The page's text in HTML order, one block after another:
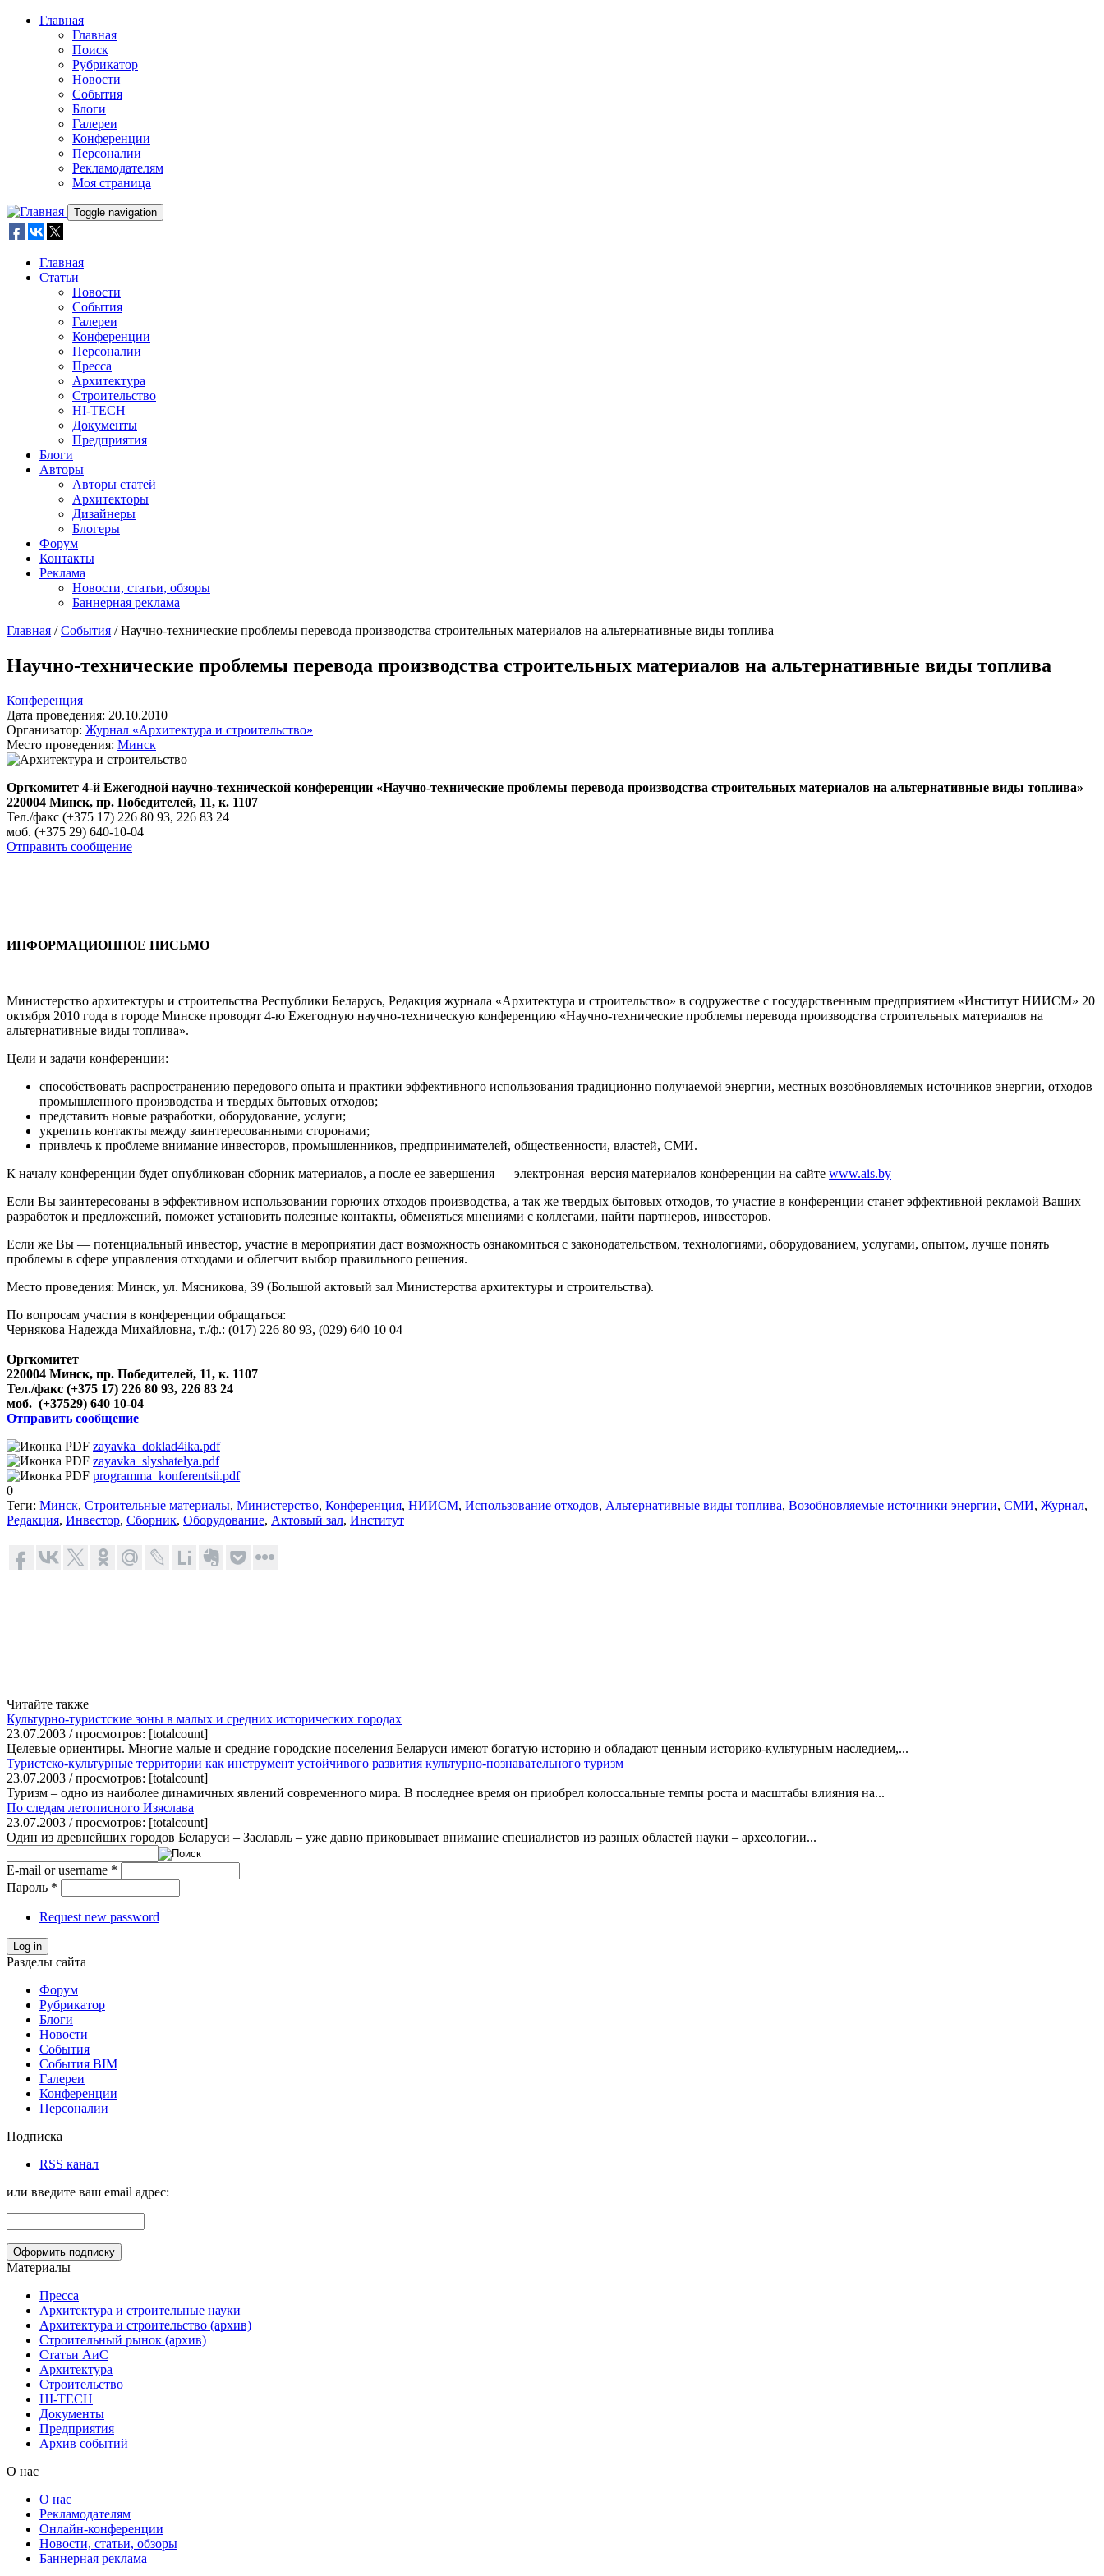
Skip to main content
Главная
Главная
Поиск
Рубрикатор
Новости
События
Блоги
Галереи
Конференции
Персоналии
Рекламодателям
Моя страница
Toggle navigation
Главная
Статьи
Новости
События
Галереи
Конференции
Персоналии
Пресса
Архитектура
Строительство
HI-TECH
Документы
Предприятия
Блоги
Авторы
Авторы статей
Архитекторы
Дизайнеры
Блогеры
Форум
Контакты
Реклама
Новости, статьи, обзоры
Баннерная реклама
Главная / События / Научно-технические проблемы перевода производства строительных материалов на альтернативные виды топлива
Научно-технические проблемы перевода производства строительных материалов на альтернативные виды топлива
Конференция
Дата проведения: 20.10.2010
Организатор: Журнал «Архитектура и строительство»
Место проведения: Минск
Оргкомитет 4-й Ежегодной научно-технической конференции «Научно-технические проблемы перевода производства строительных материалов на альтернативные виды топлива»
220004 Минск, пр. Победителей, 11, к. 1107
Тел./факс (+375 17) 226 80 93, 226 83 24
моб. (+375 29) 640-10-04
Отправить сообщение
ИНФОРМАЦИОННОЕ ПИСЬМО
Министерство архитектуры и строительства Республики Беларусь, Редакция журнала «Архитектура и строительство» в содружестве с государственным предприятием «Институт НИИСМ» 20
октября 2010 года в городе Минске проводят 4-ю Ежегодную научно-техническую конференцию «Научно-технические проблемы перевода производства строительных материалов на
альтернативные виды топлива».
Цели и задачи конференции:
способствовать распространению передового опыта и практики эффективного использования традиционно получаемой энергии, местных возобновляемых источников энергии, отходов
промышленного производства и твердых бытовых отходов;
представить новые разработки, оборудование, услуги;
укрепить контакты между заинтересованными сторонами;
привлечь к проблеме внимание инвесторов, промышленников, предпринимателей, общественности, властей, СМИ.
К началу конференции будет опубликован сборник материалов, а после ее завершения — электронная версия материалов конференции на сайте www.ais.by
Если Вы заинтересованы в эффективном использовании горючих отходов производства, а так же твердых бытовых отходов, то участие в конференции станет эффективной рекламой Ваших
разработок и предложений, поможет установить полезные контакты, обменяться мнениями с коллегами, найти партнеров, инвесторов.
Если же Вы — потенциальный инвестор, участие в мероприятии даст возможность ознакомиться с законодательством, технологиями, оборудованием, услугами, опытом, лучше понять
проблемы в сфере управления отходами и облегчит выбор правильного решения.
Место проведения: Минск, ул. Мясникова, 39 (Большой актовый зал Министерства архитектуры и строительства).
По вопросам участия в конференции обращаться:
Чернякова Надежда Михайловна, т./ф.: (017) 226 80 93, (029) 640 10 04
Оргкомитет
220004 Минск, пр. Победителей, 11, к. 1107
Тел./факс (+375 17) 226 80 93, 226 83 24
моб. (+37529) 640 10-04
Отправить сообщение
zayavka_doklad4ika.pdf
zayavka_slyshatelya.pdf
programma_konferentsii.pdf
0
Теги: Минск, Строительные материалы, Министерство, Конференция, НИИСМ, Использование отходов, Альтернативные виды топлива, Возобновляемые источники энергии, СМИ, Журнал,
Редакция, Инвестор, Сборник, Оборудование, Актовый зал, Институт
Читайте также
Культурно-туристские зоны в малых и средних исторических городах
23.07.2003 / просмотров: [totalcount]
Целевые ориентиры. Многие малые и средние городские поселения Беларуси имеют богатую историю и обладают ценным историко-культурным наследием,...
Туристско-культурные территории как инструмент устойчивого развития культурно-познавательного туризм
23.07.2003 / просмотров: [totalcount]
Туризм – одно из наиболее динамичных явлений современного мира. В последнее время он приобрел колоссальные темпы роста и масштабы влияния на...
По следам летописного Изяслава
23.07.2003 / просмотров: [totalcount]
Один из древнейших городов Беларуси – Заславль – уже давно приковывает внимание специалистов из разных областей науки – археологии...
E-mail or username *
Пароль *
Request new password
Log in
Разделы сайта
Форум
Рубрикатор
Блоги
Новости
События
События BIM
Галереи
Конференции
Персоналии
Подписка
RSS канал
или введите ваш email адрес:
Материалы
Пресса
Архитектура и строительные науки
Архитектура и строительство (архив)
Строительный рынок (архив)
Статьи АиС
Архитектура
Строительство
HI-TECH
Документы
Предприятия
Архив событий
О нас
О нас
Рекламодателям
Онлайн-конференции
Новости, статьи, обзоры
Баннерная реклама